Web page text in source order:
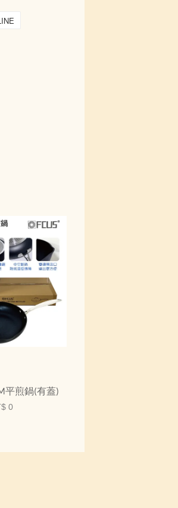
平煎鍋(有蓋)
0